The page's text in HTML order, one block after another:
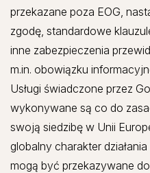
przekazane poza EOG,
zgodę, standardowe
inne zabezpieczenia
m.in. obowiązku
Usługi świadczone przez
wykonywane są co do
swoją siedzibę w Unii
globalny charakter
mogą być przekazywane